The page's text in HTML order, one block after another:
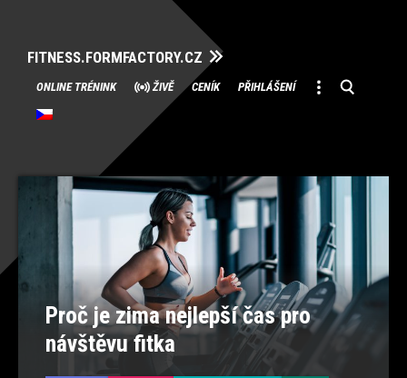
FITNESS.FORMFACTORY.CZ
Přeskočit
na
obsah
ONLINE TRÉNINK ŽIVĚ CENÍK PŘIHLÁŠENÍ
Proč je zima nejlepší čas pro
návštěvu fitka